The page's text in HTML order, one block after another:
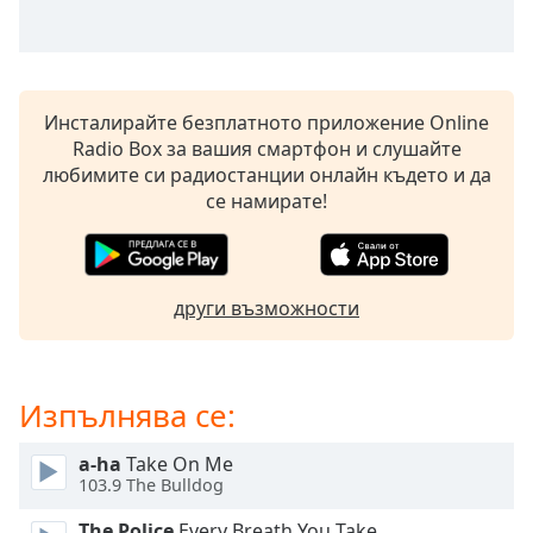
Color
Opacity
Text
Инсталирайте безплатното приложение Online
Radio Box за вашия смартфон и слушайте
любимите си радиостанции онлайн където и да
се намирате!
други възможности
Изпълнява се:
a-ha Take On Me
103.9 The Bulldog